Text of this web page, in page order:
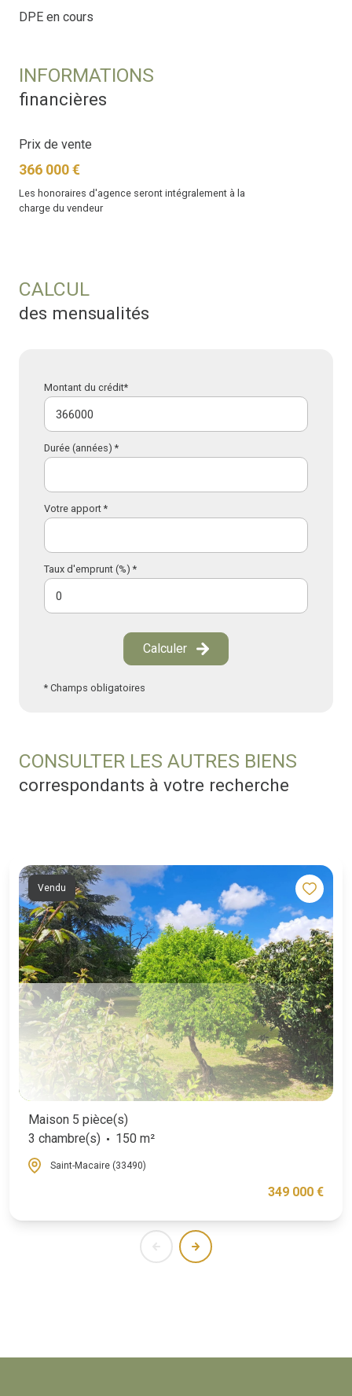
DPE en cours
INFORMATIONS
financières
Prix de vente
366 000 €
Les honoraires d'agence seront intégralement à la
charge du vendeur
CALCUL
des mensualités
Montant du crédit*
Durée (années) *
Votre apport *
Taux d'emprunt (%) *
Calculer
* Champs obligatoires
CONSULTER LES AUTRES BIENS
correspondants à votre recherche
Vendu
Maison 5 pièce(s)
3 chambre(s)
150 m²
Saint-Macaire (33490)
349 000 €